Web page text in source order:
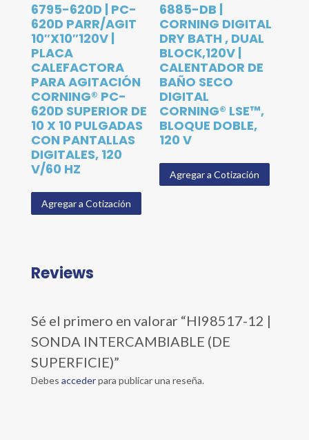
6795-620D | PC-
620D PARR/AGIT
10″X10″120V |
PLACA
CALEFACTORA
PARA AGITACIÓN
CORNING® PC-
620D SUPERIOR DE
10 X 10 PULGADAS
CON PANTALLAS
DIGITALES, 120
V/60 HZ
Agregar a Cotización
6885-DB |
CORNING DIGITAL
DRY BATH , DUAL
BLOCK,120V |
CALENTADOR DE
BAÑO SECO
DIGITAL
CORNING® LSE™,
BLOQUE DOBLE,
120 V
Agregar a Cotización
Reviews
Sé el primero en valorar “HI98517-12 |
SONDA INTERCAMBIABLE (DE
SUPERFICIE)”
Debes accederpara publicar una reseña.